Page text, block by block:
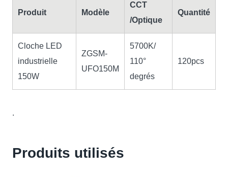
Produit Modèle
CCT
/Optique
Quantité
Cloche LED
industrielle
150W
ZGSM-
UFO150M
5700K/
110°
degrés
120pcs
.
Produits utilisés